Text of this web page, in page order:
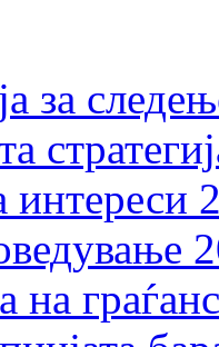
за
интереси
на